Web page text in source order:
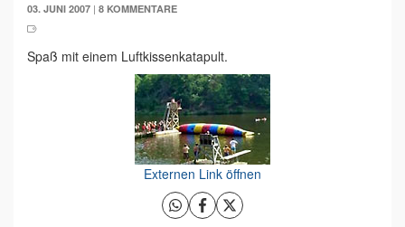
03. JUNI 2007 | 8 KOMMENTARE
Spaß mit einem Luftkissenkatapult.
Externen Link öffnen